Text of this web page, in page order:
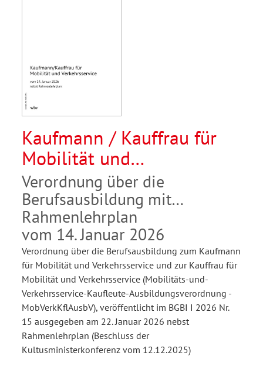
Kaufmann / Kauffrau für
Mobilität und
Verkehrsservice
Verordnung über die
Berufsausbildung mit
Rahmenlehrplan
vom 14. Januar 2026
Verordnung über die Berufsausbildung zum Kaufmann
für Mobilität und Verkehrsservice und zur Kauffrau für
Mobilität und Verkehrsservice (Mobilitäts-und-
Verkehrsservice-Kaufleute-Ausbildungsverordnung -
MobVerkKflAusbV), veröffentlicht im BGBI I 2026 Nr.
15 ausgegeben am 22. Januar 2026 nebst
Rahmenlehrplan (Beschluss der
Kultusministerkonferenz vom 12.12.2025)